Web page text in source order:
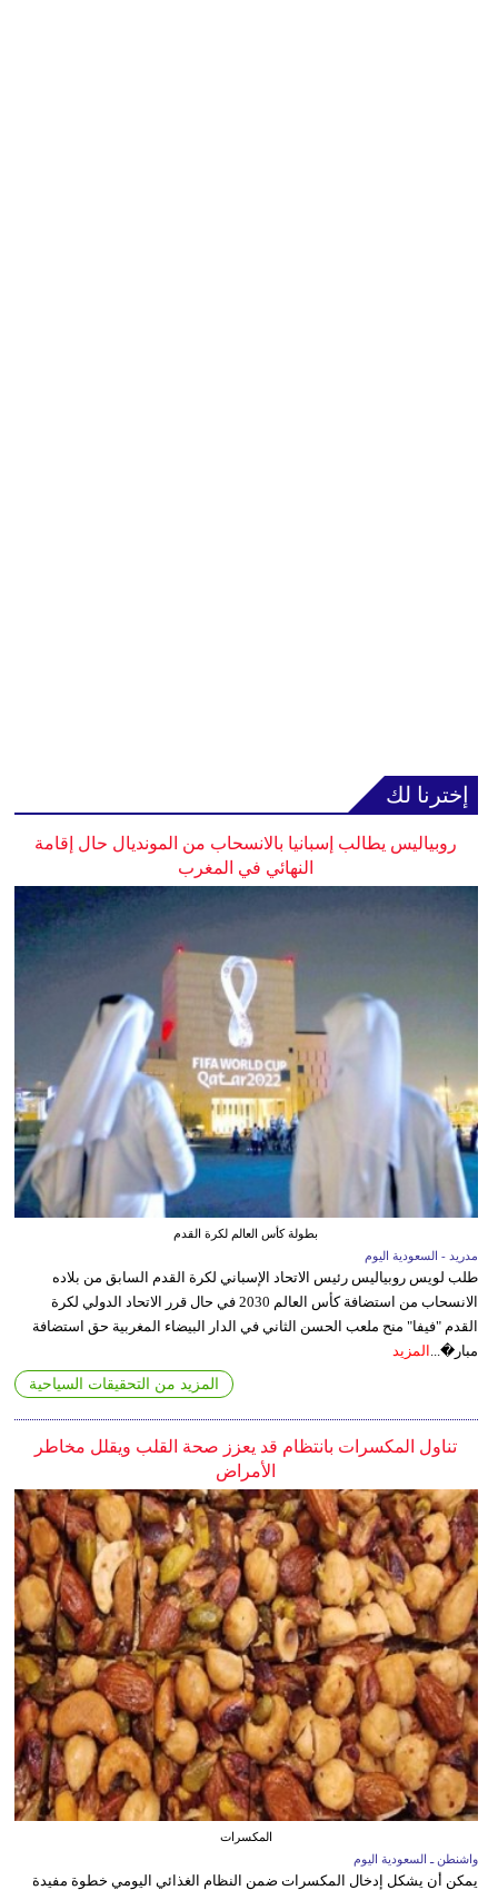
إخترنا لك
روبياليس يطالب إسبانيا بالانسحاب من المونديال حال إقامة
النهائي في المغرب
بطولة كأس العالم لكرة القدم
مدريد - السعودية اليوم
طلب لويس روبياليس رئيس الاتحاد الإسباني لكرة القدم السابق من بلاده
الانسحاب من استضافة كأس العالم 2030 في حال قرر الاتحاد الدولي لكرة
القدم "فيفا" منح ملعب الحسن الثاني في الدار البيضاء المغربية حق استضافة
مبار�...
المزيد
المزيد من التحقيقات السياحية
تناول المكسرات بانتظام قد يعزز صحة القلب ويقلل مخاطر
الأمراض
المكسرات
واشنطن ـ السعودية اليوم
يمكن أن يشكل إدخال المكسرات ضمن النظام الغذائي اليومي خطوة مفيدة